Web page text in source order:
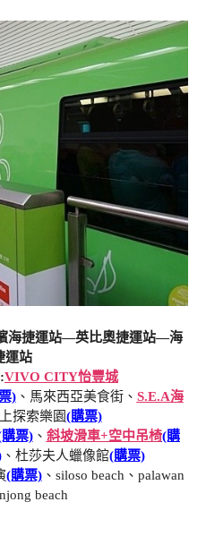
海捷運站—英比奧捷運站—海
運站
:VIVO CITY怡豐城
)、馬來西亞美食街、 S.E.A海
探索樂園(購票)
票)、 斜坡滑車+空中吊椅(購
、杜莎夫人蠟像館(購票)
(購票)、siloso beach、palawan
beach